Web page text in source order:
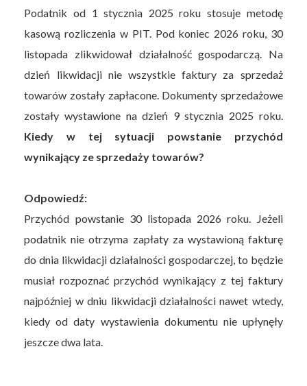
Podatnik od 1 stycznia 2025 roku stosuje metodę
kasową rozliczenia w PIT. Pod koniec 2026 roku, 30
listopada zlikwidował działalność gospodarczą. Na
dzień likwidacji nie wszystkie faktury za sprzedaż
towarów zostały zapłacone. Dokumenty sprzedażowe
zostały wystawione na dzień 9 stycznia 2025 roku.
Kiedy w tej sytuacji powstanie przychód
wynikający ze sprzedaży towarów?
Odpowiedź:
Przychód powstanie 30 listopada 2026 roku. Jeżeli
podatnik nie otrzyma zapłaty za wystawioną fakturę
do dnia likwidacji działalności gospodarczej, to będzie
musiał rozpoznać przychód wynikający z tej faktury
najpóźniej w dniu likwidacji działalności nawet wtedy,
kiedy od daty wystawienia dokumentu nie upłynęły
jeszcze dwa lata.